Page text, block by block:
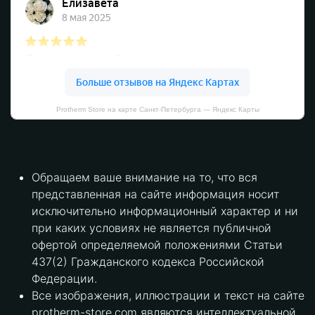
Protherm Store на карте Санкт‑Петербурга — Яндекс Карты
Обращаем ваше внимание на то, что вся
представленная на сайте информация носит
исключительно информационный характер и ни
при каких условиях не является публичной
офертой определяемой положениями Статьи
437(2) Гражданского кодекса Российской
Федерации.
Все изображения, иллюстрации и текст на сайте